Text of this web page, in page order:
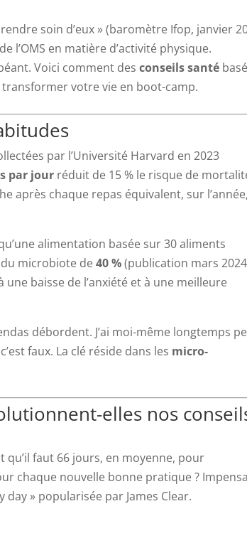
soin d’eux » (baromètre Ifop, janvier
l’OMS en matière d’activité physique.
Voici comment desconseils santé
votre vie en boot-camp.
par l’Université Harvard en 2023
par jour réduit de 15 % le risque de
après chaque repas équivalent, sur
alimentation basée sur 30 aliments
du microbiote de40 %(publication mars
baisse de l’anxiété et à une meilleure
débordent. J’ai moi-même longtemps
faux. La clé réside dans les micro-
elles nos
qu’il faut 66 jours, en moyenne, pour
chaque nouvelle bonne pratique ?
day » popularisée par James Clear.